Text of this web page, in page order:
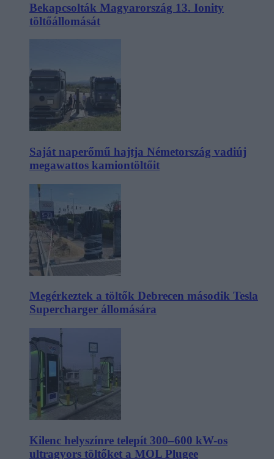
Bekapcsolták Magyarország 13. Ionity
töltőállomását
Saját naperőmű hajtja Németország vadiúj
megawattos kamiontöltőit
Megérkeztek a töltők Debrecen második Tesla
Supercharger állomására
Kilenc helyszínre telepít 300–600 kW-os
ultragyors töltőket a MOL Plugee